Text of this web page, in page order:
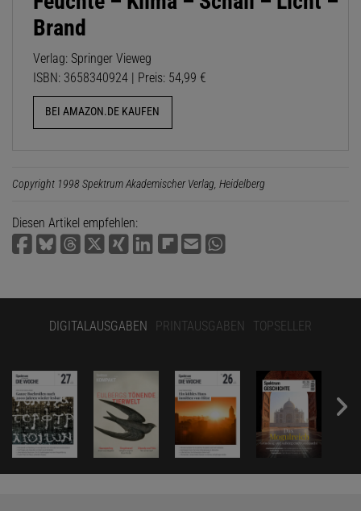
Brand
Verlag: Springer Vieweg
ISBN: 3658340924 | Preis: 54,99 €
BEI AMAZON.DE KAUFEN
Copyright 1998 Spektrum Akademischer Verlag, Heidelberg
Diesen Artikel empfehlen:
DIGITALAUSGABEN PRINTAUSGABEN TOPSELLER